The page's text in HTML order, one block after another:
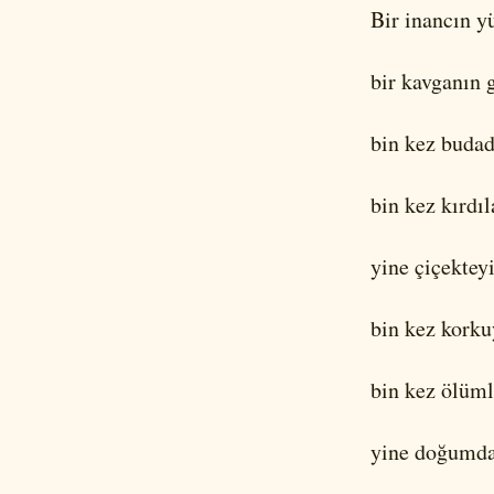
Bir inancın
bir kavganın
bin kez
bin kez
yine
bin kez
bin kez
yine